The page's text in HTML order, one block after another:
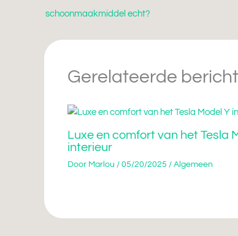
schoonmaakmiddel echt?
Gerelateerde
Luxe en comfort van het Tesla
interieur
Door Marlou / 05/20/2025 / Algemeen